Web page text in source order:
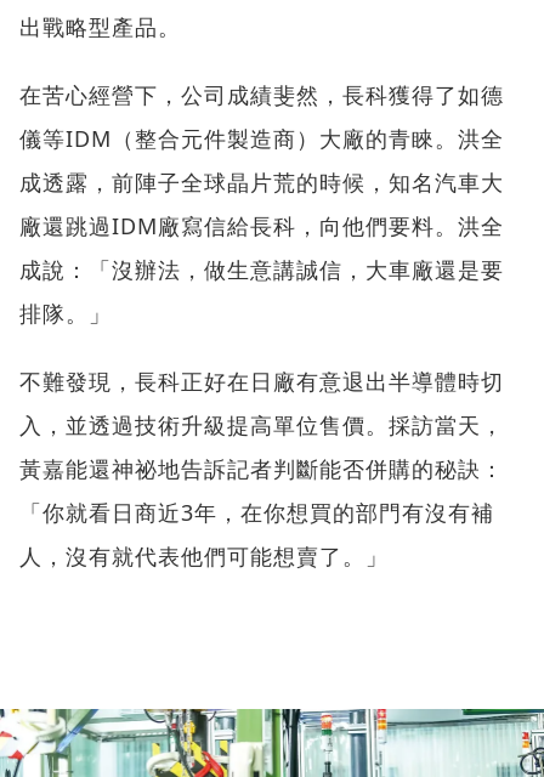
出戰略型產品。
在苦心經營下，公司成績斐然，長科獲得了如德
儀等IDM（整合元件製造商）大廠的青睞。洪全
成透露，前陣子全球晶片荒的時候，知名汽車大
廠還跳過IDM廠寫信給長科，向他們要料。洪全
成說：「沒辦法，做生意講誠信，大車廠還是要
排隊。」
不難發現，長科正好在日廠有意退出半導體時切
入，並透過技術升級提高單位售價。採訪當天，
黃嘉能還神祕地告訴記者判斷能否併購的秘訣：
「你就看日商近3年，在你想買的部門有沒有補
人，沒有就代表他們可能想賣了。」